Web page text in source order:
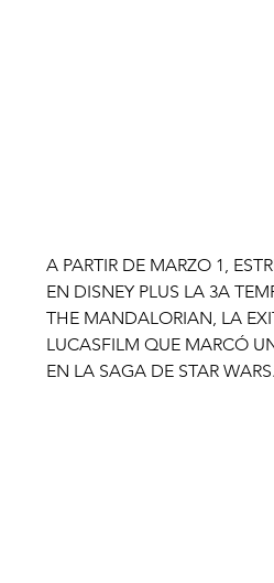
A PARTIR DE MARZO 1,
EN DISNEY PLUS LA 3A
THE MANDALORIAN, LA
LUCASFILM QUE MARCÓ
EN LA SAGA DE STAR WARS.